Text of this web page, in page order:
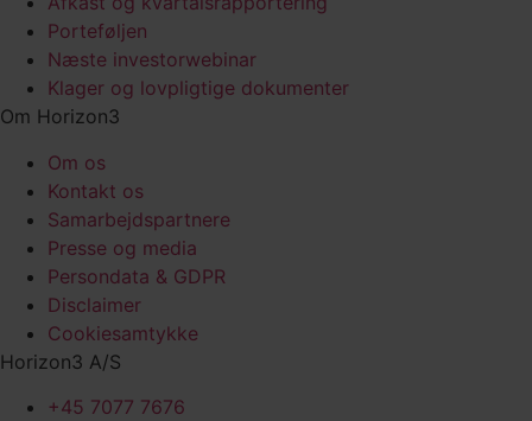
Porteføljen
Næste investorwebinar
Klager og lovpligtige dokumenter
Om Horizon3
Om os
Kontakt os
Samarbejds­partnere
Presse og media
Persondata & GDPR
Disclaimer
Cookiesamtykke
Horizon3 A/S
+45 7077 7676